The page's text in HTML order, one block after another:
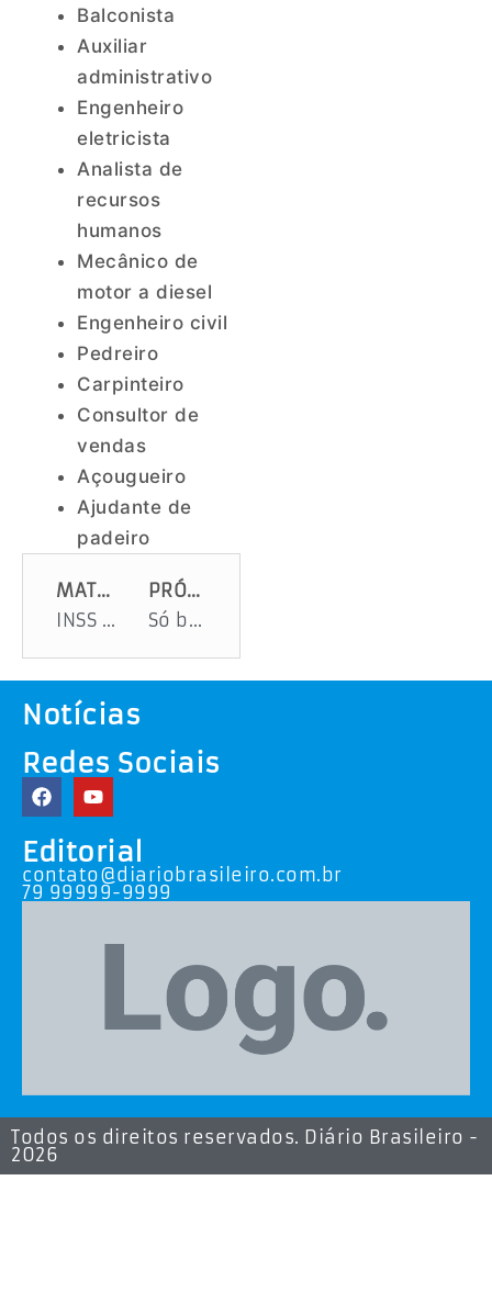
Balconista
Auxiliar
administrativo
Engenheiro
eletricista
Analista de
recursos
humanos
Mecânico de
motor a diesel
Engenheiro civil
Pedreiro
Carpinteiro
Consultor de
vendas
Açougueiro
Ajudante de
padeiro
MATÉRIA ANTERIOR
INSS REDUZ SERVIÇOS PARA CONTRIBUINTES
PRÓXIMA MATÉRIA
Só boa música na estação quente
Notícias
Redes Sociais
Editorial
contato@diariobrasileiro.com.br
79 99999-9999
Todos os direitos reservados. Diário Brasileiro -
2026